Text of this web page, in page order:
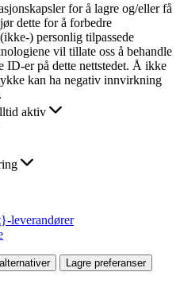
for å lagre og/eller få
dette for å forbedre
) personlig tilpassede
vil tillate oss å behandle
ID-er på dette nettstedet. Å ikke
kan ha negativ innvirkning
aktiv
leverandører
Lagre preferanser